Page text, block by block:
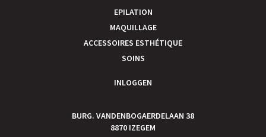
EPILATION
MAQUILLAGE
ACCESSOIRES ESTHÉTIQUE
SOINS
INLOGGEN
BURG. VANDENBOGAERDELAAN 38
8870 IZEGEM